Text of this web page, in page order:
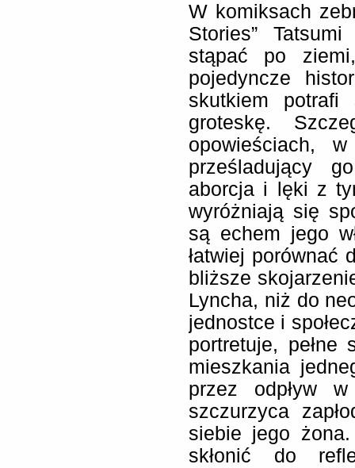
W komiksach
Stories”
stąpać po
pojedyncze
skutkiem potrafi
groteskę.
opowieściach,
prześladujący
aborcja i lęki z
wyróżniają się
są echem jego
łatwiej porównać
bliższe
Lyncha, niż do
jednostce i
portretuje, pełne
mieszkania
przez odpływ w
szczurzyca
siebie jego
skłonić do